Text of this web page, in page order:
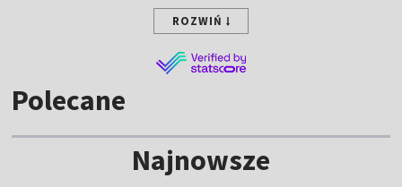
ROZWIŃ
Polecane
Najnowsze